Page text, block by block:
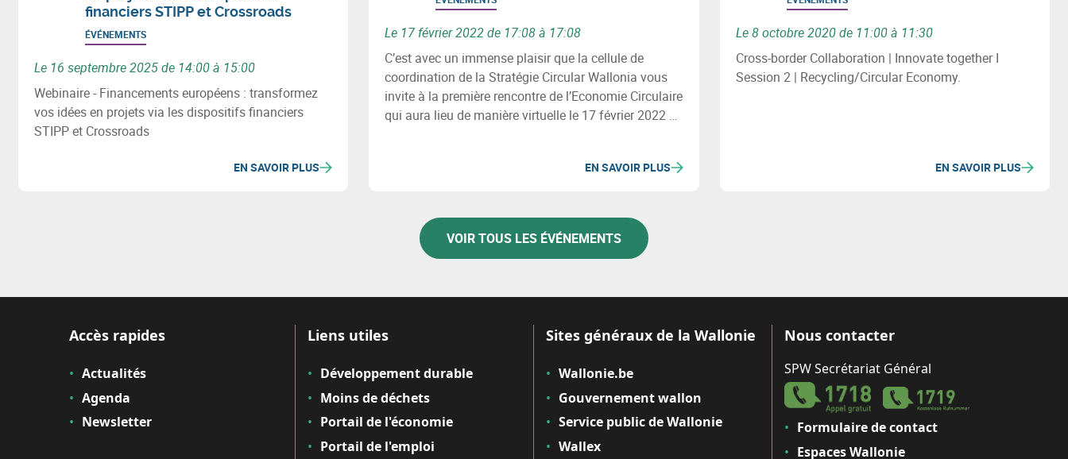
financiers STIPP et Crossroads
ÉVÉNEMENTS
Le 16 septembre 2025 de 14:00 à 15:00
Webinaire - Financements européens : transformez
vos idées en projets via les dispositifs financiers
STIPP et Crossroads
EN SAVOIR PLUS
Le 17 février 2022 de 17:08 à 17:08
C’est avec un immense plaisir que la cellule de
coordination de la Stratégie Circular Wallonia vous
invite à la première rencontre de l’Economie Circulaire
qui aura lieu de manière virtuelle le 17 février 2022 de
EN SAVOIR PLUS
Le 8 octobre 2020 de 11:00 à 11:30
Cross-border Collaboration | Innovate together I
Session 2 | Recycling/Circular Economy.
EN SAVOIR PLUS
VOIR TOUS LES ÉVÉNEMENTS
Accès rapides
Actualités
Agenda
Newsletter
Liens utiles
Développement durable
Moins de déchets
Portail de l'économie
Portail de l'emploi
Sites généraux de la Wallonie
Wallonie.be
Gouvernement wallon
Service public de Wallonie
Wallex
Nous contacter
SPW Secrétariat Général
Formulaire de contact
Espaces Wallonie